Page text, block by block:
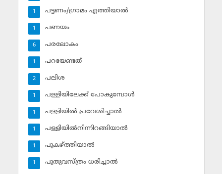
പട്ടണം/ഗ്രാമം എത്തിയാല്‍
1
പണയം
1
പരലോകം
6
പറയേണ്ടത്
1
പലിശ
2
പള്ളിയിലേക്ക് പോകുമ്പോള്‍
1
പള്ളിയില്‍ പ്രവേശിച്ചാല്‍
1
പള്ളിയില്‍നിന്നിറങ്ങിയാല്‍
1
പുകഴ്ത്തിയാല്‍
1
പുതുവസ്ത്രം ധരിച്ചാല്‍
1